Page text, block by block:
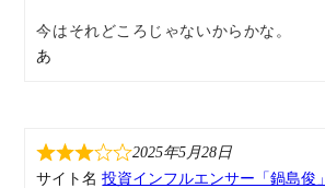
今はそれどころじゃないからかな。
あ
2025年5月28日
サイト名投資インフルエンサー「鍋島俊」